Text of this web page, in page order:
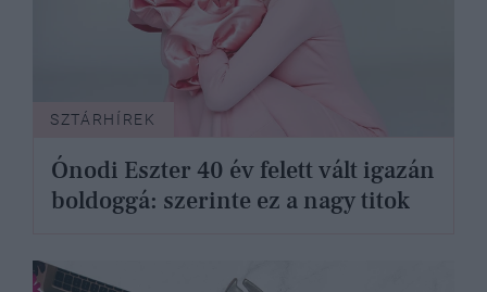
SZTÁRHÍREK
Ónodi Eszter 40 év felett vált igazán
boldoggá: szerinte ez a nagy titok